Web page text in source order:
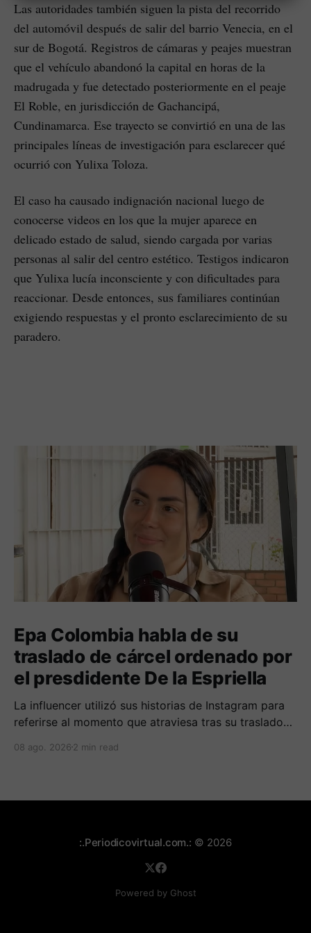
Las autoridades también siguen la pista del recorrido
del automóvil después de salir del barrio Venecia, en el
sur de Bogotá. Registros de cámaras y peajes muestran
que el vehículo abandonó la capital en horas de la
madrugada y fue detectado posteriormente en el peaje
El Roble, en jurisdicción de Gachancipá,
Cundinamarca. Ese trayecto se convirtió en una de las
principales líneas de investigación para esclarecer qué
ocurrió con Yulixa Toloza.
El caso ha causado indignación nacional luego de
conocerse videos en los que la mujer aparece en
delicado estado de salud, siendo cargada por varias
personas al salir del centro estético. Testigos indicaron
que Yulixa lucía inconsciente y con dificultades para
reaccionar. Desde entonces, sus familiares continúan
exigiendo respuestas y el pronto esclarecimiento de su
paradero.
Epa Colombia habla de su
traslado de cárcel ordenado por
el presdidente De la Espriella
La influencer utilizó sus historias de Instagram para
referirse al momento que atraviesa tras su traslado
08 ago. 2026 2 min read
:.Periodicovirtual.com.: © 2026
Powered by Ghost